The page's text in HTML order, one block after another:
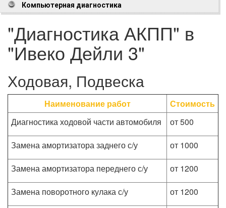
Компьютерная диагностика
"Диагностика АКПП" в
"Ивеко Дейли 3"
Ходовая, Подвеска
Наименование работ
Стоимость
Диагностика ходовой части автомобиля
от 500
Замена амортизатора заднего с/у
от 1000
Замена амортизатора переднего с/у
от 1200
Замена поворотного кулака с/у
от 1200